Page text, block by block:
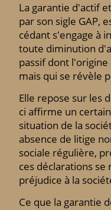
La garantie d'actif
par son sigle GAP,
cédant s'engage à
toute diminution
passif dont
mais qui se révèle
Elle repose sur les
ci affirme un
situation de la
absence de litige
sociale régulière,
ces déclarations se
préjudice à la
Ce que la garantie